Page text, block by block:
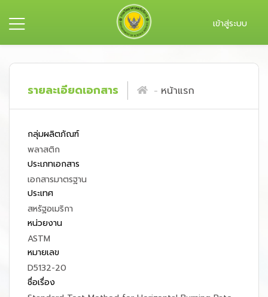
เข้าสู่ระบบ
รายละเอียดเอกสาร หน้าแรก
กลุ่มผลิตภัณฑ์
พลาสติก
ประเภทเอกสาร
เอกสารมาตรฐาน
ประเทศ
สหรัฐอเมริกา
หน่วยงาน
ASTM
หมายเลข
D5132-20
ชื่อเรื่อง